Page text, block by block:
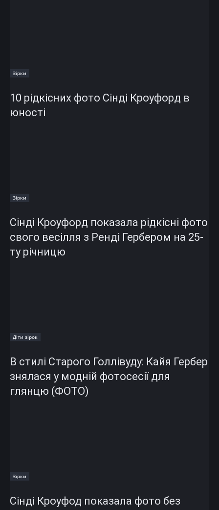
Зірки
10 рідкісних фото Сінді Кроуфорд в
юності
Зірки
Сінді Кроуфорд показала рідкісні фото
свого весілля з Ренді Гербером на 25-
ту річницю
Діти зірок
В стилі Старого Голлівуду: Кайя Гербер
знялася у модній фотосесії для
глянцю (ФОТО)
Зірки
Сінді Кроуфод показала фото без